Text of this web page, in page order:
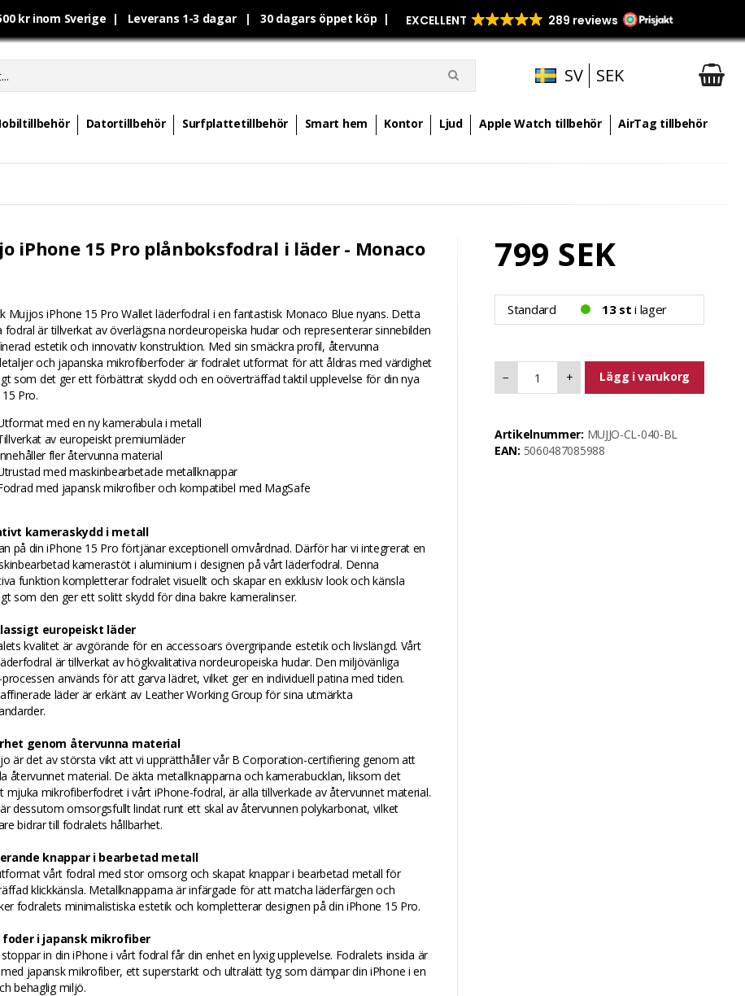
kr inom Sverige | Leverans 1-3 dagar | 30 dagars öppet köp |
SV SEK
Datortillbehör Surfplattetillbehör Smart hem Kontor Ljud Apple Watch tillbehör AirTag tillbehör
iPhone 15 Pro plånboksfodral i läder - Monaco
Mujjos iPhone 15 Pro Wallet läderfodral i en fantastisk Monaco Blue nyans. Detta
fodral är tillverkat av överlägsna nordeuropeiska hudar och representerar sinnebilden
estetik och innovativ konstruktion. Med sin smäckra profil, återvunna
och japanska mikrofiberfoder är fodralet utformat för att åldras med värdighet
som det ger ett förbättrat skydd och en oöverträffad taktil upplevelse för din nya
Pro.
med en ny kamerabula i metall
av europeiskt premiumläder
fler återvunna material
med maskinbearbetade metallknappar
med japansk mikrofiber och kompatibel med MagSafe
kameraskydd i metall
på din iPhone 15 Pro förtjänar exceptionell omvårdnad. Därför har vi integrerat en
kamerastöt i aluminium i designen på vårt läderfodral. Denna
funktion kompletterar fodralet visuellt och skapar en exklusiv look och känsla
som den ger ett solitt skydd för dina bakre kameralinser.
europeiskt läder
kvalitet är avgörande för en accessoars övergripande estetik och livslängd. Vårt
är tillverkat av högkvalitativa nordeuropeiska hudar. Den miljövänliga
används för att garva lädret, vilket ger en individuell patina med tiden.
läder är erkänt av Leather Working Group för sina utmärkta
genom återvunna material
är det av största vikt att vi upprätthåller vår B Corporation-certifiering genom att
återvunnet material. De äkta metallknapparna och kamerabucklan, liksom det
mjuka mikrofiberfodret i vårt iPhone-fodral, är alla tillverkade av återvunnet material.
dessutom omsorgsfullt lindat runt ett skal av återvunnen polykarbonat, vilket
bidrar till fodralets hållbarhet.
knappar i bearbetad metall
vårt fodral med stor omsorg och skapat knappar i bearbetad metall för
klickkänsla. Metallknapparna är infärgade för att matcha läderfärgen och
fodralets minimalistiska estetik och kompletterar designen på din iPhone 15 Pro.
i japansk mikrofiber
in din iPhone i vårt fodral får din enhet en lyxig upplevelse. Fodralets insida är
japansk mikrofiber, ett superstarkt och ultralätt tyg som dämpar din iPhone i en
behaglig miljö.
799 SEK
Standard 13 st i lager
− + Lägg i varukorg
Artikelnummer: MUJJO-CL-040-BL
EAN: 5060487085988